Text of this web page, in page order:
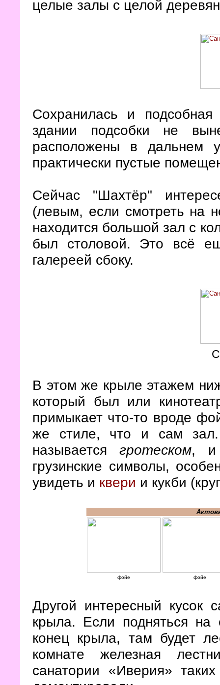
целые залы с целой
Сохранилась и
здании подсобки не
расположены в дальнем
практически пустые
Сейчас "Шахтёр"
(левым, если смотреть на
находится большой зал с
был столовой. Это всё
галереей сбоку.
В этом же крыле этажем
который был или
примыкает что-то вроде
же стиле, что и сам
называетсягротеском, и
грузинские символы,
увидеть и квери и кукби
фойе фойе
Другой интересный кусок
крыла. Если подняться
конец крыла, там будет
комнате железная
санатории «Иверия»